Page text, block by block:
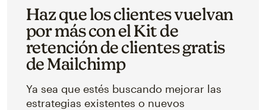
Haz que los clientes vuelvan
por más con el Kit de
retención de clientes gratis
de Mailchimp
Ya sea que estés buscando mejorar las
estrategias existentes o nuevos